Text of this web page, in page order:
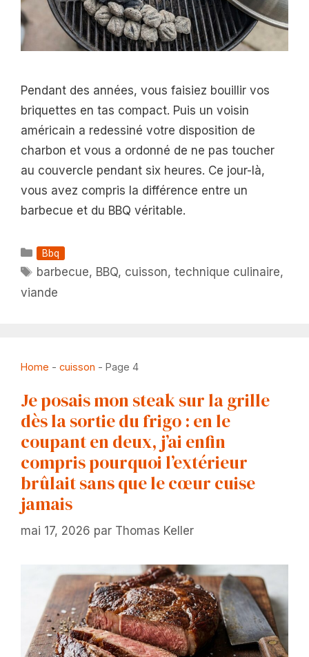
Pendant des années, vous faisiez bouillir vos
briquettes en tas compact. Puis un voisin
américain a redessiné votre disposition de
charbon et vous a ordonné de ne pas toucher
au couvercle pendant six heures. Ce jour-là,
vous avez compris la différence entre un
barbecue et du BBQ véritable.
Catégories
Bbq
Étiquettes
barbecue, BBQ, cuisson,technique culinaire,
viande
Home - cuisson - Page 4
Je posais mon steak sur la grille
dès la sortie du frigo : en le
coupant en deux, j’ai enfin
compris pourquoi l’extérieur
brûlait sans que le cœur cuise
jamais
mai 17, 2026 par Thomas Keller